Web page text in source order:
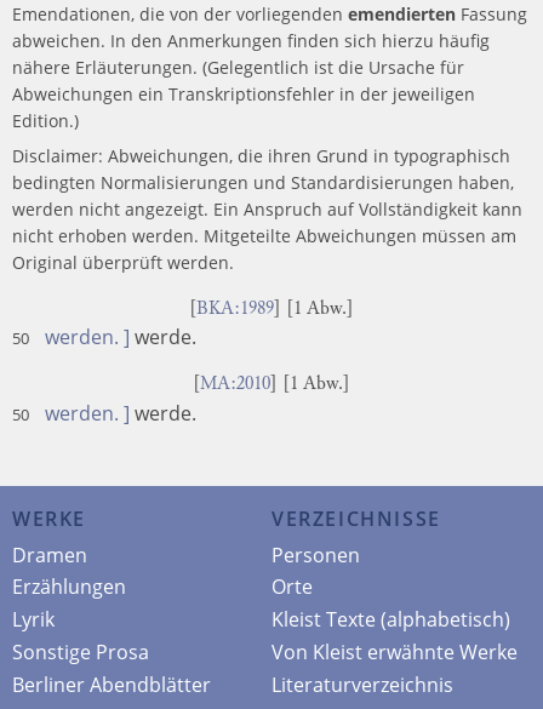
Emendationen, die von der vorliegenden emendierten Fassung
abweichen. In den Anmerkungen finden sich hierzu häufig
nähere Erläuterungen. (Gelegentlich ist die Ursache für
Abweichungen ein Transkriptionsfehler in der jeweiligen
Edition.)
Disclaimer: Abweichungen, die ihren Grund in typographisch
bedingten Normalisierungen und Standardisierungen haben,
werden nicht angezeigt. Ein Anspruch auf Vollständigkeit kann
nicht erhoben werden. Mitgeteilte Abweichungen müssen am
Original überprüft werden.
BKA:1989 ] [1 Abw.]
50 werden. ] werde.
MA:2010 ] [1 Abw.]
50 werden. ] werde.
WERKE
Dramen
Erzählungen
Lyrik
Sonstige Prosa
Berliner Abendblätter
VERZEICHNISSE
Personen
Orte
Kleist Texte (alphabetisch)
Von Kleist erwähnte Werke
Literaturverzeichnis